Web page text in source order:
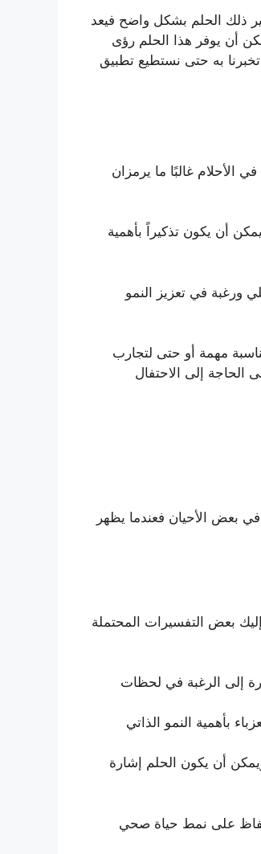
ذلك الحلم بشكل واضح فيعد
أن يوفر هذا الحلم رؤى
به حتى نستطيع تطبيق
الأحلام غالبًا ما يرمزان
أن يكون تذكيراً بأهمية
ورغبة في تعزيز النمو
مهمة أو حتى لتجارب
الحاجة إلى الاحتفال
في بعض الأحيان فعندما يظهر
بعض التفسيرات المحتملة
إلى الرغبة في لحظات
بأهمية النمو الذاتي
أن يكون الحلم إشارة
على نمط حياة صحي